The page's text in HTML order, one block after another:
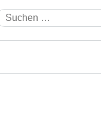
nach: